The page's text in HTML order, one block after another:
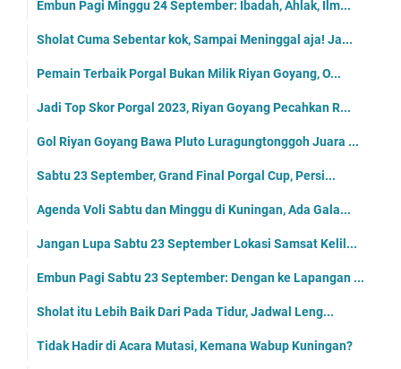
Embun Pagi Minggu 24 September: Ibadah, Ahlak, Ilm...
Sholat Cuma Sebentar kok, Sampai Meninggal aja! Ja...
Pemain Terbaik Porgal Bukan Milik Riyan Goyang, O...
Jadi Top Skor Porgal 2023, Riyan Goyang Pecahkan R...
Gol Riyan Goyang Bawa Pluto Luragungtonggoh Juara ...
Sabtu 23 September, Grand Final Porgal Cup, Persi...
Agenda Voli Sabtu dan Minggu di Kuningan, Ada Gala...
Jangan Lupa Sabtu 23 September Lokasi Samsat Kelil...
Embun Pagi Sabtu 23 September: Dengan ke Lapangan ...
Sholat itu Lebih Baik Dari Pada Tidur, Jadwal Leng...
Tidak Hadir di Acara Mutasi, Kemana Wabup Kuningan?